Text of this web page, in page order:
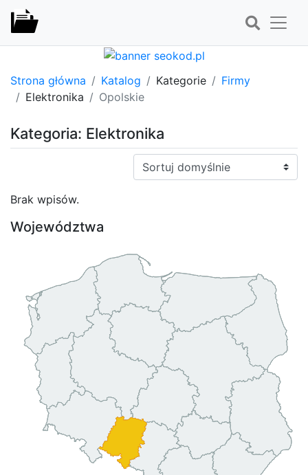
Strona główna Katalog Kategorie
Firmy
Elektronika
Opolskie
Kategoria: Elektronika
Sortuj:
Brak wpisów.
Województwa